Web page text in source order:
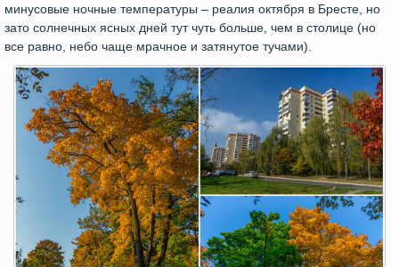
минусовые ночные температуры – реалия октября в Бресте, но
зато солнечных ясных дней тут чуть больше, чем в столице (но
все равно, небо чаще мрачное и затянутое тучами).